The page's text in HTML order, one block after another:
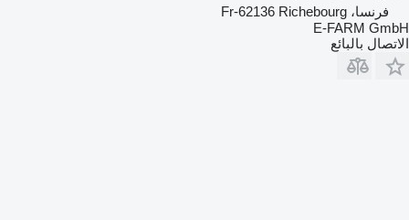
فرنسا، Fr-62136 Richebourg
E-FARM GmbH
الاتصال بالبائع